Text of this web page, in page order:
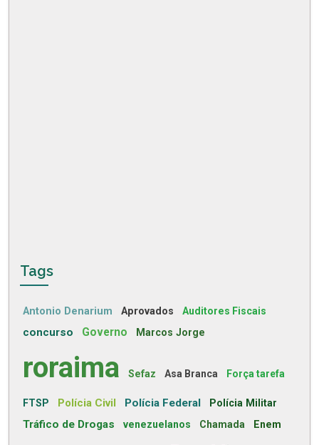
Tags
Antonio Denarium Aprovados Auditores Fiscais
concurso Governo Marcos Jorge
roraima Sefaz Asa Branca Força tarefa
FTSP Polícia Civil Polícia Federal Polícia Militar
Tráfico de Drogas venezuelanos Chamada Enem